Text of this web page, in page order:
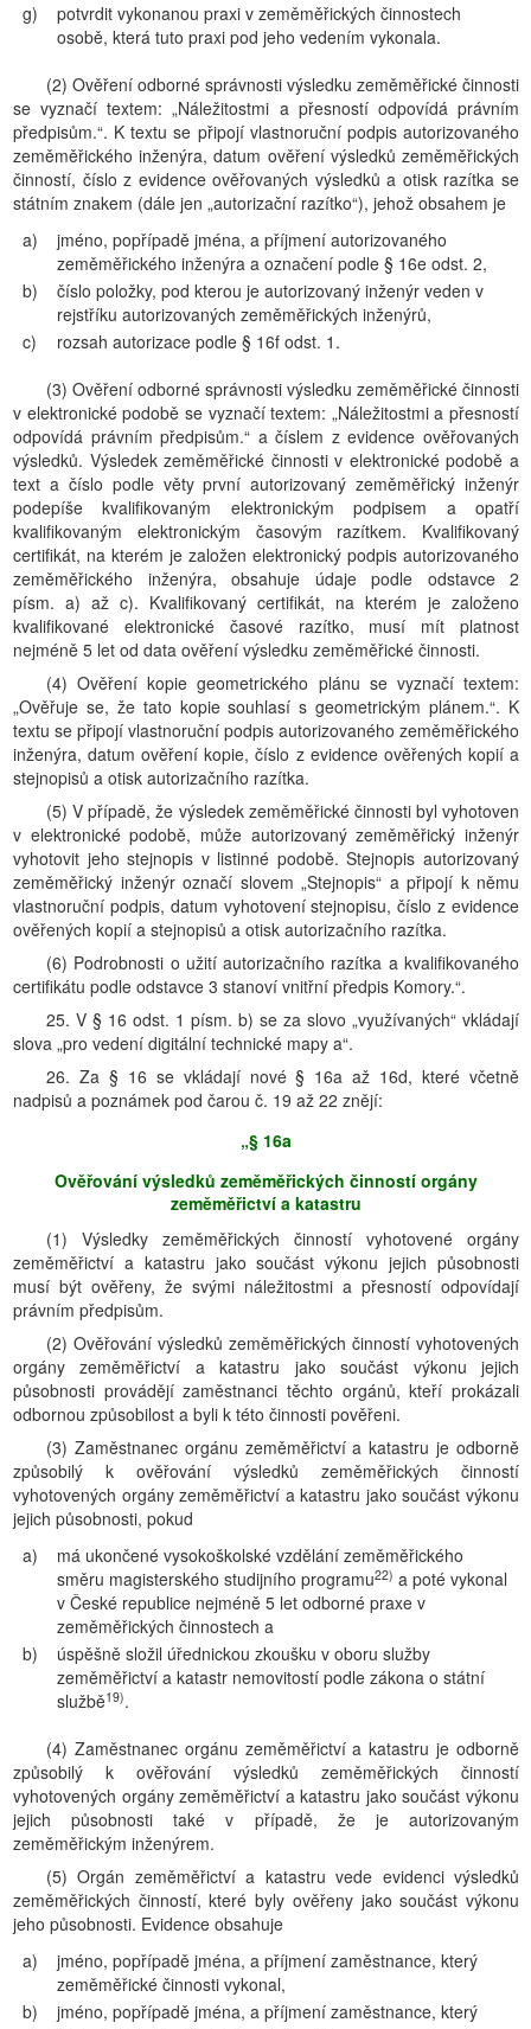
g)
potvrdit vykonanou praxi v zeměměřických činnostech
osobě, která tuto praxi pod jeho vedením vykonala.
(2) Ověření odborné správnosti výsledku zeměměřické činnosti
se vyznačí textem: „Náležitostmi a přesností odpovídá právním
předpisům.“. K textu se připojí vlastnoruční podpis autorizovaného
zeměměřického inženýra, datum ověření výsledků zeměměřických
činností, číslo z evidence ověřovaných výsledků a otisk razítka se
státním znakem (dále jen „autorizační razítko“), jehož obsahem je
a)
jméno, popřípadě jména, a příjmení autorizovaného
zeměměřického inženýra a označení podle § 16e odst. 2,
b)
číslo položky, pod kterou je autorizovaný inženýr veden v
rejstříku autorizovaných zeměměřických inženýrů,
c)
rozsah autorizace podle § 16f odst. 1.
(3) Ověření odborné správnosti výsledku zeměměřické činnosti
v elektronické podobě se vyznačí textem: „Náležitostmi a přesností
odpovídá právním předpisům.“ a číslem z evidence ověřovaných
výsledků. Výsledek zeměměřické činnosti v elektronické podobě a
text a číslo podle věty první autorizovaný zeměměřický inženýr
podepíše kvalifikovaným elektronickým podpisem a opatří
kvalifikovaným elektronickým časovým razítkem. Kvalifikovaný
certifikát, na kterém je založen elektronický podpis autorizovaného
zeměměřického inženýra, obsahuje údaje podle odstavce 2
písm. a) až c). Kvalifikovaný certifikát, na kterém je založeno
kvalifikované elektronické časové razítko, musí mít platnost
nejméně 5 let od data ověření výsledku zeměměřické činnosti.
(4) Ověření kopie geometrického plánu se vyznačí textem:
„Ověřuje se, že tato kopie souhlasí s geometrickým plánem.“. K
textu se připojí vlastnoruční podpis autorizovaného zeměměřického
inženýra, datum ověření kopie, číslo z evidence ověřených kopií a
stejnopisů a otisk autorizačního razítka.
(5) V případě, že výsledek zeměměřické činnosti byl vyhotoven
v elektronické podobě, může autorizovaný zeměměřický inženýr
vyhotovit jeho stejnopis v listinné podobě. Stejnopis autorizovaný
zeměměřický inženýr označí slovem „Stejnopis“ a připojí k němu
vlastnoruční podpis, datum vyhotovení stejnopisu, číslo z evidence
ověřených kopií a stejnopisů a otisk autorizačního razítka.
(6) Podrobnosti o užití autorizačního razítka a kvalifikovaného
certifikátu podle odstavce 3 stanoví vnitřní předpis Komory.“.
25. V § 16 odst. 1 písm. b) se za slovo „využívaných“ vkládají
slova „pro vedení digitální technické mapy a“.
26. Za § 16 se vkládají nové § 16a až 16d, které včetně
nadpisů a poznámek pod čarou č. 19 až 22 znějí:
„§ 16a
Ověřování výsledků zeměměřických činností orgány
zeměměřictví a katastru
(1) Výsledky zeměměřických činností vyhotovené orgány
zeměměřictví a katastru jako součást výkonu jejich působnosti
musí být ověřeny, že svými náležitostmi a přesností odpovídají
právním předpisům.
(2) Ověřování výsledků zeměměřických činností vyhotovených
orgány zeměměřictví a katastru jako součást výkonu jejich
působnosti provádějí zaměstnanci těchto orgánů, kteří prokázali
odbornou způsobilost a byli k této činnosti pověřeni.
(3) Zaměstnanec orgánu zeměměřictví a katastru je odborně
způsobilý k ověřování výsledků zeměměřických činností
vyhotovených orgány zeměměřictví a katastru jako součást výkonu
jejich působnosti, pokud
a)
má ukončené vysokoškolské vzdělání zeměměřického
směru magisterského studijního programu22) a poté vykonal
v České republice nejméně 5 let odborné praxe v
zeměměřických činnostech a
b)
úspěšně složil úřednickou zkoušku v oboru služby
zeměměřictví a katastr nemovitostí podle zákona o státní
službě19).
(4) Zaměstnanec orgánu zeměměřictví a katastru je odborně
způsobilý k ověřování výsledků zeměměřických činností
vyhotovených orgány zeměměřictví a katastru jako součást výkonu
jejich působnosti také v případě, že je autorizovaným
zeměměřickým inženýrem.
(5) Orgán zeměměřictví a katastru vede evidenci výsledků
zeměměřických činností, které byly ověřeny jako součást výkonu
jeho působnosti. Evidence obsahuje
a)
jméno, popřípadě jména, a příjmení zaměstnance, který
zeměměřické činnosti vykonal,
b)
jméno, popřípadě jména, a příjmení zaměstnance, který